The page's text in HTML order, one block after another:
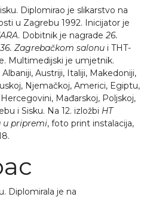
Diplomirao je slikarstvo na
u Zagrebu 1992. Inicijator je
. Dobitnik je nagrade 26.
36. Zagrebačkom salonu i THT-
Multimedijski je umjetnik.
Austriji, Italiji, Makedoniji,
Njemačkoj, Americi, Egiptu,
Mađarskoj, Poljskoj,
i Sisku. Na 12. izložbi HT
u pripremi, foto print instalacija,
Diplomirala je na